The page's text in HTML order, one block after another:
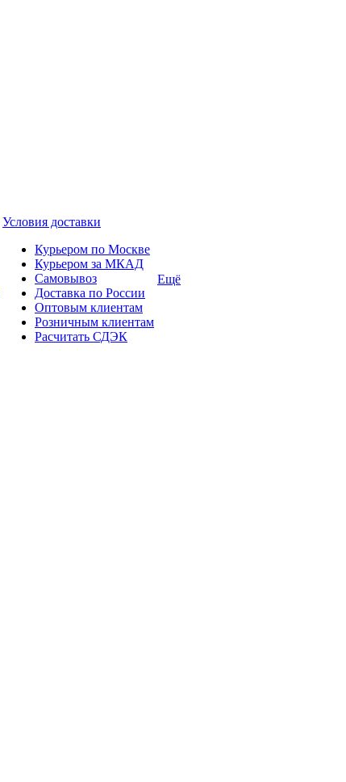
Условия доставки
Курьером по Москве
Курьером за МКАД
Самовывоз
Доставка по России
Оптовым клиентам
Розничным клиентам
Расчитать СДЭК
Ещё